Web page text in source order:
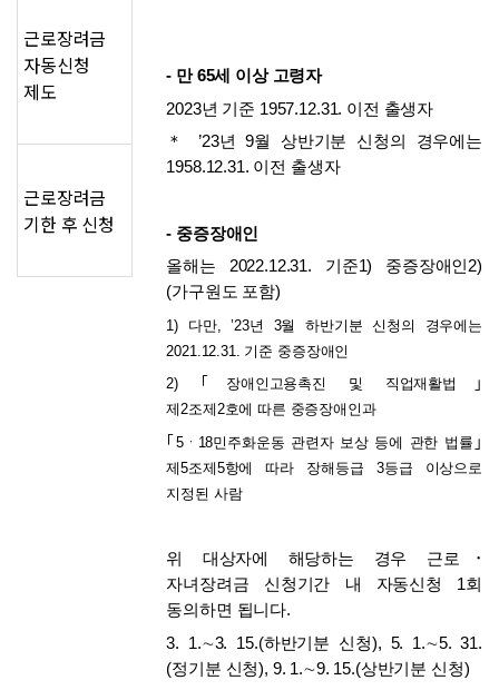
- 만 65세 이상 고령자
2023년 기준 1957.12.31. 이전 출생자
＊ ’23년 9월 상반기분 신청의 경우에는
1958.12.31. 이전 출생자
- 중증장애인
올해는 2022.12.31. 기준1) 중증장애인2)
(가구원도 포함)
1) 다만, ’23년 3월 하반기분 신청의 경우에는
2021.12.31. 기준 중증장애인
2) ｢장애인고용촉진 및 직업재활법｣
제2조제2호에 따른 중증장애인과
｢5ㆍ18민주화운동 관련자 보상 등에 관한 법률｣
제5조제5항에 따라 장해등급 3등급 이상으로
지정된 사람
위 대상자에 해당하는 경우 근로･
자녀장려금 신청기간 내 자동신청 1회
동의하면 됩니다.
3. 1.∼3. 15.(하반기분 신청), 5. 1.∼5. 31.
(정기분 신청), 9. 1.∼9. 15.(상반기분 신청)
근로장려금
자동신청
제도
근로장려금
기한 후 신청